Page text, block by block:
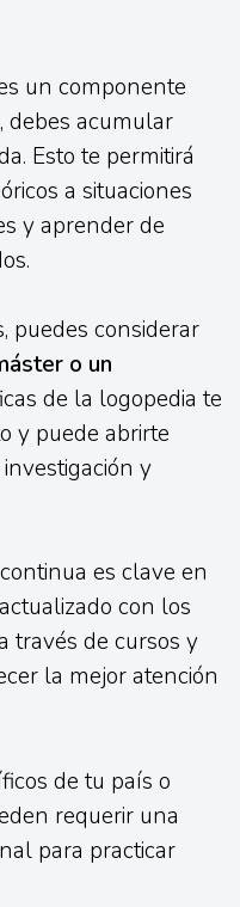
un componente
debes acumular
Esto te permitirá
a situaciones
y aprender de
puedes considerar
o un
de la logopedia te
y puede abrirte
y
es clave en
con los
través de cursos y
la mejor atención
de tu país o
requerir una
para practicar